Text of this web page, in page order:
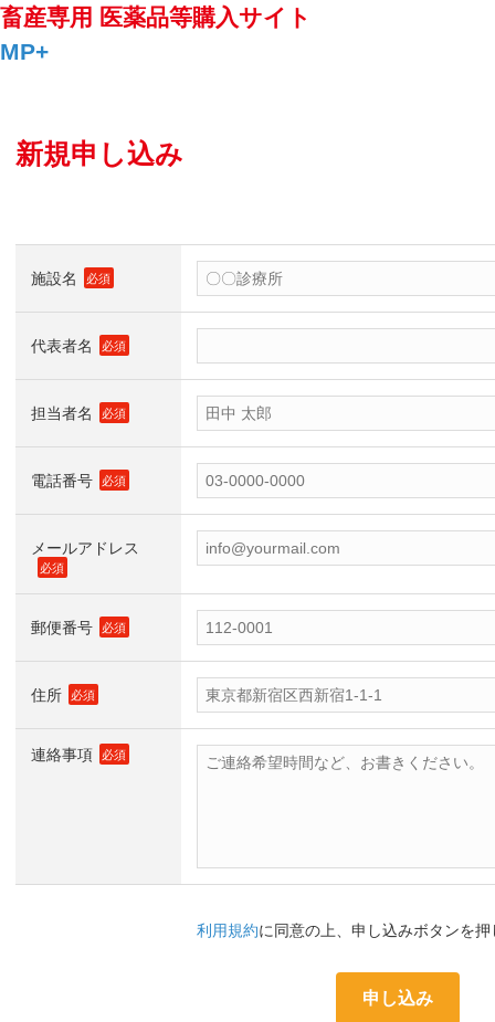
畜産専用 医薬品等購入サイト
MP+
新規申し込み
施設名 必須
代表者名 必須
担当者名 必須
電話番号 必須
メールアドレス
必須
郵便番号 必須
住所 必須
連絡事項 必須
利用規約に同意の上、申し込みボタンを